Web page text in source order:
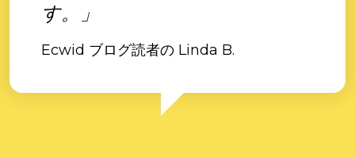
す。」
Ecwid ブログ読者の Linda B.